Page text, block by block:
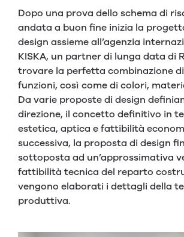
Dopo una prova dello schema di
andata a buon fine inizia la
design assieme all’agenzia
KISKA, un partner di lunga data di
trovare la perfetta combinazione
funzioni, così come di colori,
Da varie proposte di design
direzione, il concetto definitivo in
estetica, aptica e fattibilità
successiva, la proposta di design
sottoposta ad un’approssimativa
fattibilità tecnica del reparto
vengono elaborati i dettagli della
produttiva.